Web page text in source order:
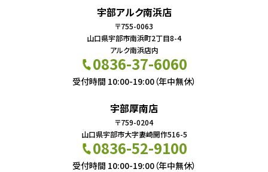
宇部アルク南浜店
〒755-0063
山口県宇部市南浜町2丁目8-4
アルク南浜店内
0836-37-6060
受付時間 10:00-19:00（年中無休）
宇部厚南店
〒759-0204
山口県宇部市大字妻崎開作516-5
0836-52-9100
受付時間 10:00-19:00（年中無休）